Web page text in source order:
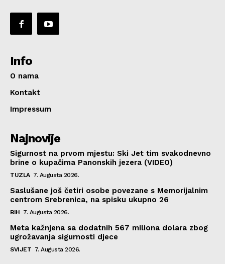
Info
O nama
Kontakt
Impressum
Najnovije
Sigurnost na prvom mjestu: Ski Jet tim svakodnevno
brine o kupačima Panonskih jezera (VIDEO)
TUZLA 7. Augusta 2026.
Saslušane još četiri osobe povezane s Memorijalnim
centrom Srebrenica, na spisku ukupno 26
BIH 7. Augusta 2026.
Meta kažnjena sa dodatnih 567 miliona dolara zbog
ugrožavanja sigurnosti djece
SVIJET 7. Augusta 2026.